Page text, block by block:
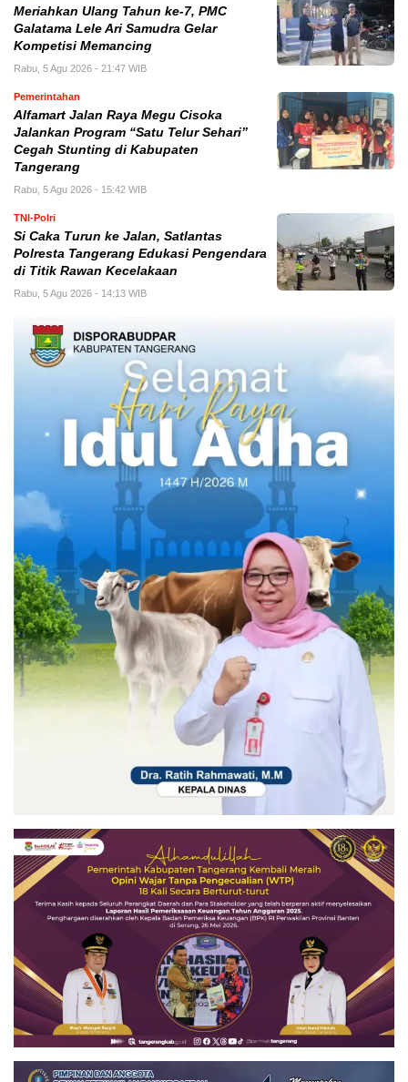
Meriahkan Ulang Tahun ke-7, PMC
Galatama Lele Ari Samudra Gelar
Kompetisi Memancing
Rabu, 5 Agu 2026 - 21:47 WIB
Pemerintahan
Alfamart Jalan Raya Megu Cisoka
Jalankan Program “Satu Telur Sehari”
Cegah Stunting di Kabupaten
Tangerang
Rabu, 5 Agu 2026 - 15:42 WIB
TNI-Polri
Si Caka Turun ke Jalan, Satlantas
Polresta Tangerang Edukasi Pengendara
di Titik Rawan Kecelakaan
Rabu, 5 Agu 2026 - 14:13 WIB